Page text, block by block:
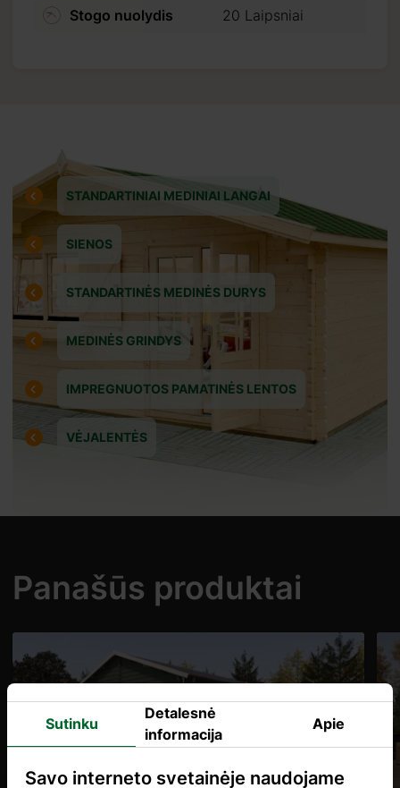
Stogo nuolydis
20 Laipsniai
STANDARTINIAI MEDINIAI LANGAI
SIENOS
STANDARTINĖS MEDINĖS DURYS
MEDINĖS GRINDYS
IMPREGNUOTOS PAMATINĖS LENTOS
VĖJALENTĖS
Panašūs produktai
ar banko
Sutinku
Detalesnė
informacija
Apie
Savo interneto svetainėje naudojame